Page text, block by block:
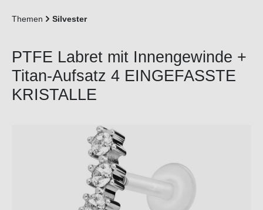
Themen Silvester
PTFE Labret mit Innengewinde +
Titan-Aufsatz 4 EINGEFASSTE
KRISTALLE